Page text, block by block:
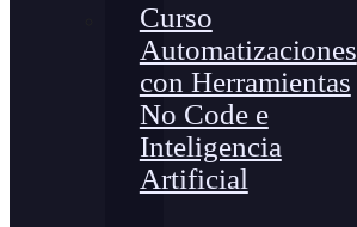
Curso
Automatizaciones
con Herramientas
No Code e
Inteligencia
Artificial